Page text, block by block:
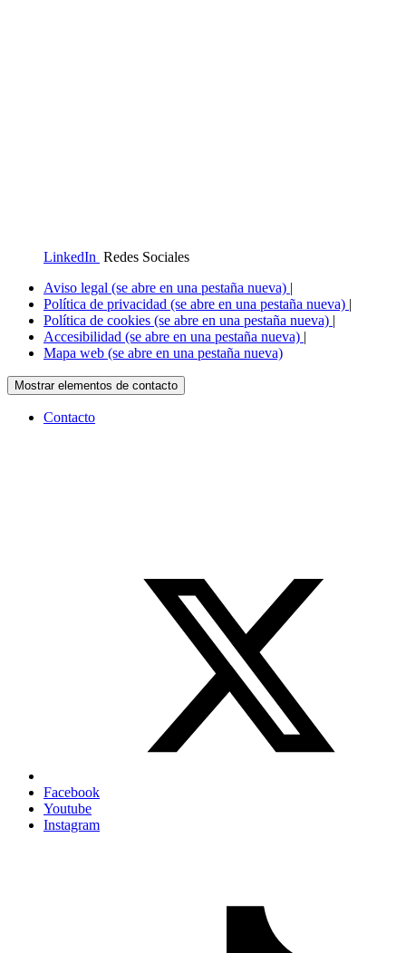
LinkedIn Redes Sociales
Aviso legal (se abre en una pestaña nueva) |
Política de privacidad (se abre en una pestaña nueva) |
Política de cookies (se abre en una pestaña nueva) |
Accesibilidad (se abre en una pestaña nueva) |
Mapa web (se abre en una pestaña nueva)
Mostrar elementos de contacto
Contacto
Facebook
Youtube
Instagram